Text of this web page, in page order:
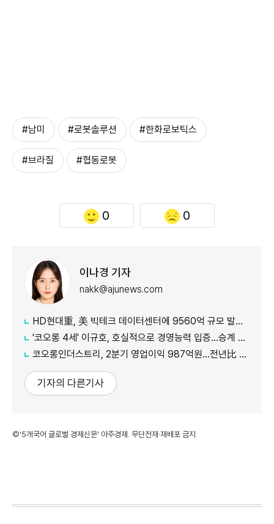
#남미 #로봇솔루션 #한화로보틱스
#브라질 #협동로봇
0 0
이나경 기자
nakk@ajunews.com
HD현대重, 美 빅테크 데이터센터에 9560억 규모 발전설비 공급
'코오롱 4세' 이규호, 호실적으로 경영능력 입증…승계 기반 강화
코오롱인더스트리, 2분기 영업이익 987억원...전년比 118% 증가
기자의 다른기사
©'5개국어 글로벌 경제신문' 아주경제. 무단전재·재배포 금지